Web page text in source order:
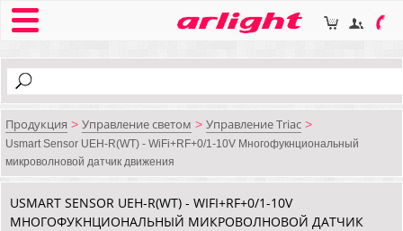
Продукция > Управление светом > Управление Triac >
Usmart Sensor UEH-R(WT) - WiFi+RF+0/1-10V Многофукнциональный
микроволновой датчик движения
USMART SENSOR UEH-R(WT) - WIFI+RF+0/1-10V
МНОГОФУКНЦИОНАЛЬНЫЙ МИКРОВОЛНОВОЙ ДАТЧИК